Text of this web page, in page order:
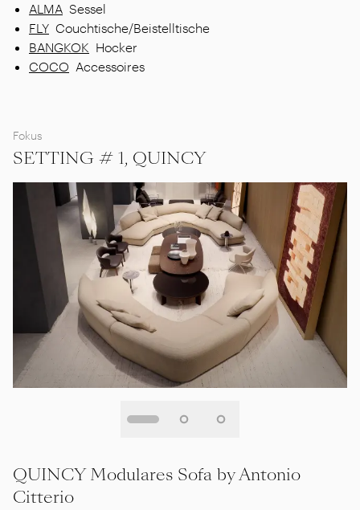
ALMA Sessel
FLY Couchtische/Beistelltische
BANGKOK Hocker
COCO Accessoires
Fokus
SETTING # 1, QUINCY
QUINCY Modulares Sofa by Antonio
Citterio